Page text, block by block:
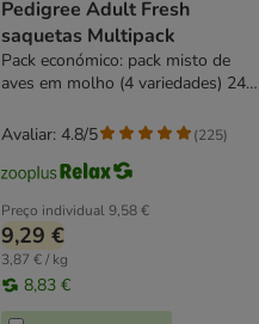
Pedigree Adult Fresh
saquetas Multipack
Pack económico: pack misto de
aves em molho (4 variedades) 24
Preço individual9,58 €
9,29 €
3,87 € / kg
8,83 €
Avaliar: 4.8/5 (225)